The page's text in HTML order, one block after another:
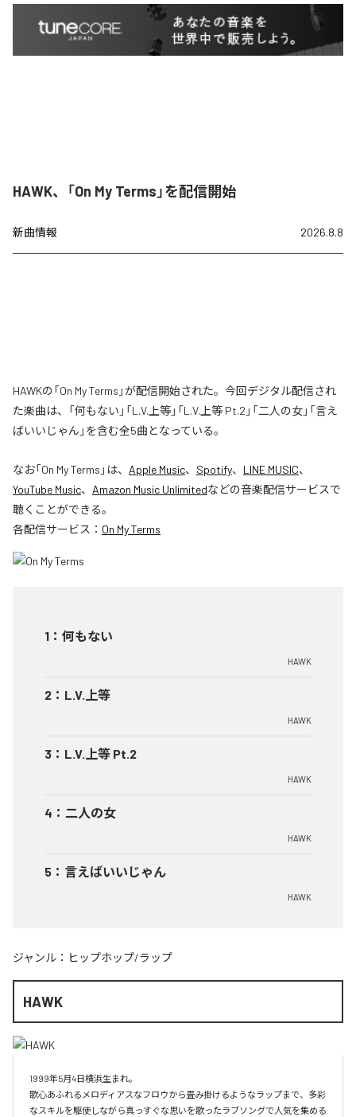
HAWK、「On My Terms」を配信開始
新曲情報 2026.8.8
HAWKの「On My Terms」が配信開始された。今回デジタル配信され
た楽曲は、「何もない」「L.V.上等」「L.V.上等 Pt.2」「二人の女」「言え
ばいいじゃん」を含む全5曲となっている。
なお「On My Terms 」は、 Apple Music、 Spotify、 LINE MUSIC、
YouTube Music、 Amazon Music Unlimitedなどの音楽配信サービスで
聴くことができる。
各配信サービス： On My Terms
1 ： 何もない
HAWK
2 ： L.V.上等
HAWK
3 ： L.V.上等 Pt.2
HAWK
4 ： 二人の女
HAWK
5 ： 言えばいいじゃん
HAWK
ジャンル： ヒップホップ/ラップ
HAWK
1999年5月4日横浜生まれ。
歌心あふれるメロディアスなフロウから畳み掛けるようなラップまで、多彩
なスキルを駆使しながら真っすぐな思いを歌ったラブソングで人気を集める